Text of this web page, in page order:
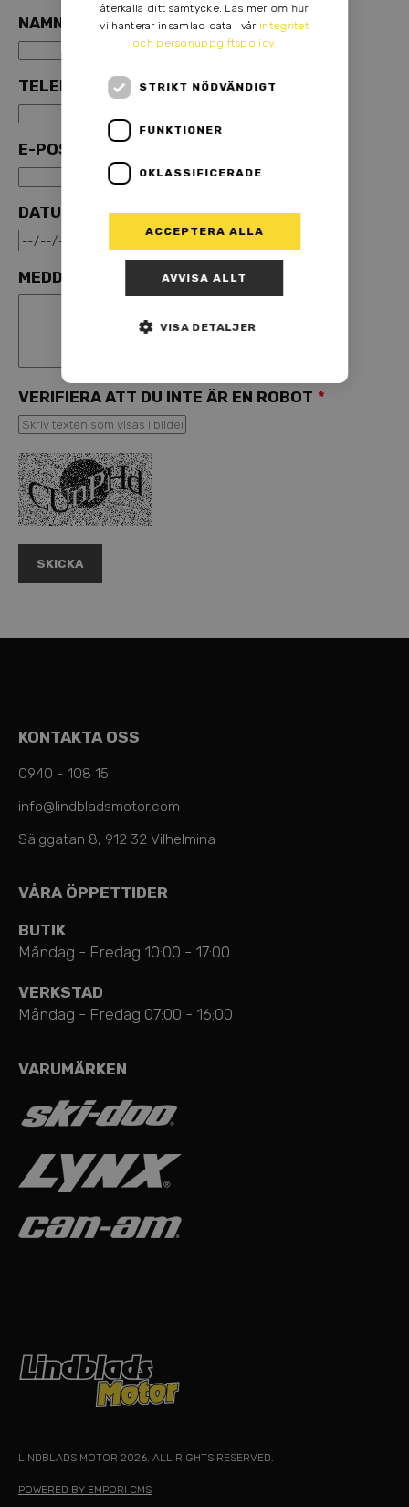
NAMN
TELEFONNUMMER *
E-POSTADRESS
DATUM FÖR ÖNSKAD INLÄMNING
MEDDELANDE TILL VERKSTAD
VERIFIERA ATT DU INTE ÄR EN ROBOT *
KONTAKTA OSS
0940 - 108 15
info@lindbladsmotor.com
Sälggatan 8, 912 32 Vilhelmina
VÅRA ÖPPETTIDER
BUTIK
Måndag - Fredag 10:00 - 17:00
VERKSTAD
Måndag - Fredag 07:00 - 16:00
VARUMÄRKEN
LINDBLADS MOTOR 2026. ALL RIGHTS RESERVED.
POWERED BY EMPORI CMS
återkalla ditt samtycke. Läs mer om hur
vi hanterar insamlad data i vår integritet
och personuppgiftspolicy.
STRIKT NÖDVÄNDIGT
FUNKTIONER
OKLASSIFICERADE
ACCEPTERA ALLA
AVVISA ALLT
VISA DETALJER